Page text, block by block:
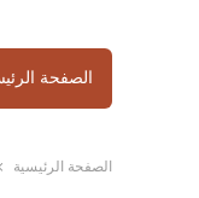
الصفحة
الصفحة الرئيسية